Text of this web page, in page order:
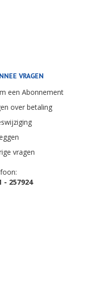
VRAGEN
een Abonnement
over betaling
vragen
- 257924